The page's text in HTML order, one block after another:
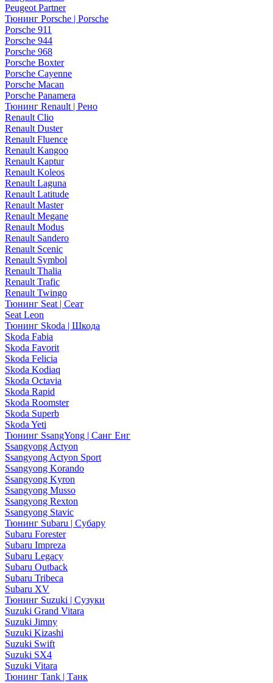
Peugeot Partner
Тюнинг Porsche | Porsche
Porsche 911
Porsche 944
Porsche 968
Porsche Boxter
Porsche Cayenne
Porsche Macan
Porsche Panamera
Тюнинг Renault | Рено
Renault Clio
Renault Duster
Renault Fluence
Renault Kangoo
Renault Kaptur
Renault Koleos
Renault Laguna
Renault Latitude
Renault Master
Renault Megane
Renault Modus
Renault Sandero
Renault Scenic
Renault Symbol
Renault Thalia
Renault Trafic
Renault Twingo
Тюнинг Seat | Сеат
Seat Leon
Тюнинг Skoda | Шкода
Skoda Fabia
Skoda Favorit
Skoda Felicia
Skoda Kodiaq
Skoda Octavia
Skoda Rapid
Skoda Roomster
Skoda Superb
Skoda Yeti
Тюнинг SsangYong | Санг Енг
Ssangyong Actyon
Ssangyong Actyon Sport
Ssangyong Korando
Ssangyong Kyron
Ssangyong Musso
Ssangyong Rexton
Ssangyong Stavic
Тюнинг Subaru | Субару
Subaru Forester
Subaru Impreza
Subaru Legacy
Subaru Outback
Subaru Tribeca
Subaru XV
Тюнинг Suzuki | Сузуки
Suzuki Grand Vitara
Suzuki Jimny
Suzuki Kizashi
Suzuki Swift
Suzuki SX4
Suzuki Vitara
Тюнинг Tank | Танк